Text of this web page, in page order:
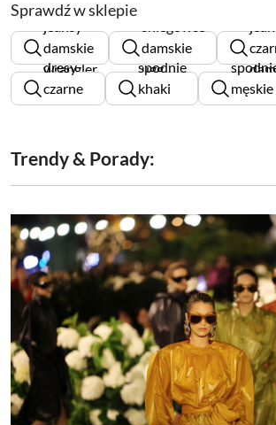
Sprawdź w sklepie
damskie
wrangler
damskie
ugg
dresy
czarne
damskie
spodnie
khaki
męskie
męskie
Trendy & Porady: